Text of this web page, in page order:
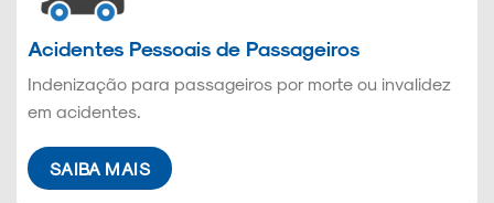
Acidentes Pessoais de Passageiros
Indenização para passageiros por morte ou invalidez
em acidentes.
SAIBA MAIS